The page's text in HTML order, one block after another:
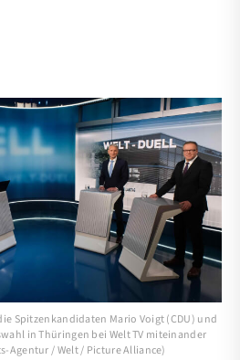
Spitzenkandidaten Mario Voigt (CDU) und
in Thüringen bei Welt TV miteinander
Agentur / Welt / Picture Alliance)